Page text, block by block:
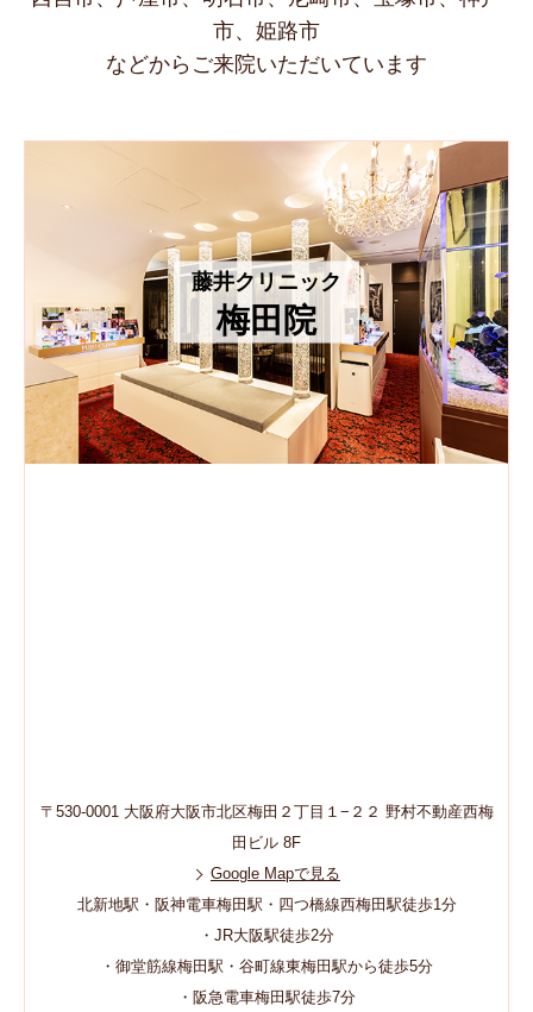
市、姫路市
などからご来院いただいています
藤井クリニック
梅田院
〒530-0001 大阪府大阪市北区梅田２丁目１−２２ 野村不動産西梅
田ビル 8F
Google Mapで見る
北新地駅・阪神電車梅田駅・四つ橋線西梅田駅徒歩1分
・JR大阪駅徒歩2分
・御堂筋線梅田駅・谷町線東梅田駅から徒歩5分
・阪急電車梅田駅徒歩7分